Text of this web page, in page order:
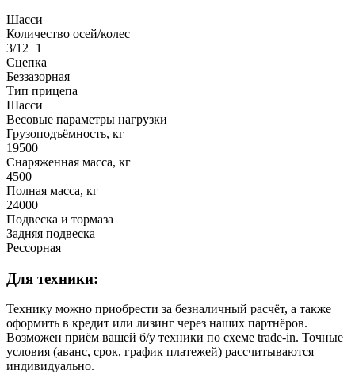
Шасси
Количество осей/колес
3/12+1
Сцепка
Беззазорная
Тип прицепа
Шасси
Весовые параметры нагрузки
Грузоподъёмность, кг
19500
Снаряженная масса, кг
4500
Полная масса, кг
24000
Подвеска и тормаза
Задняя подвеска
Рессорная
Для техники:
Технику можно приобрести за безналичный расчёт, а также
оформить в кредит или лизинг через наших партнёров.
Возможен приём вашей б/у техники по схеме trade-in. Точные
условия (аванс, срок, график платежей) рассчитываются
индивидуально.